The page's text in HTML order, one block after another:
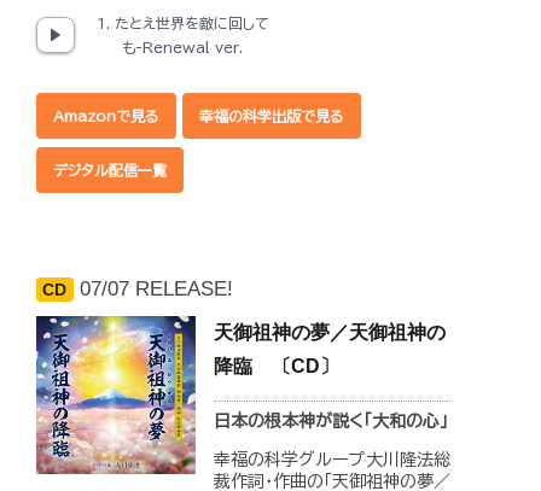
1. たとえ世界を敵に回して
も-Renewal ver.
に回しても」がリニューアル発
売！
立たれた時の決意が込められた
一曲。
1.「たとえ世界を敵に回しても-
り）
2.「たとえ世界を敵に回しても-
Renewal ver.」
Amazonで見る 幸福の科学出版で見る
デジタル配信一覧
CD 07/07 RELEASE!
天御祖神の夢／天御祖神の
降臨 〔CD〕
日本の根本神が説く「大和の心」
幸福の科学グループ大川隆法総
裁作詞・作曲の「天御祖神の夢／